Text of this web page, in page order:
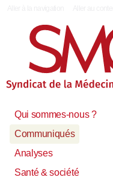
Qui sommes-nous ?
Communiqués
Analyses
Santé & société